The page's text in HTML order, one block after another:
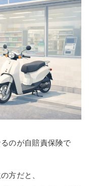
のが自賠責保険で
方だと、